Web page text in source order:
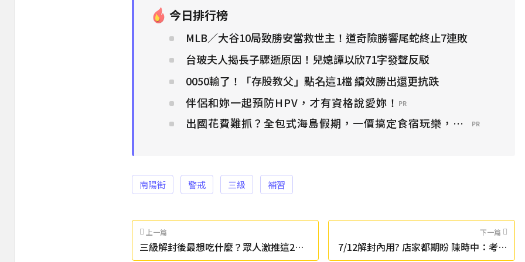
今日排行榜
MLB／大谷10局致勝安當救世主！道奇險勝響尾蛇終止7連敗
台玻夫人揭長子驟逝原因！兒媳譚以欣71字發聲反駁
0050輸了！「存股教父」點名這1檔 績效勝出還更抗跌
伴侶和妳一起預防HPV，才有資格說愛妳！ PR
出國花費難抓？全包式海島假期，一價搞定食宿玩樂，省錢更省心！
PR
南陽街 警戒 三級 補習
上一篇
三級解封後最想吃什麼？眾人激推這2
下一篇
7/12解封內用? 店家都期盼 陳時中：考慮